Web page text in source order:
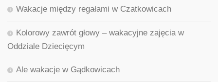
Wakacje między regałami w Czatkowicach
Kolorowy zawrót głowy – wakacyjne zajęcia w
Oddziale Dziecięcym
Ale wakacje w Gądkowicach